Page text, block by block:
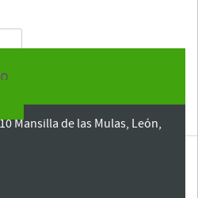
Mansilla de las Mulas, León,